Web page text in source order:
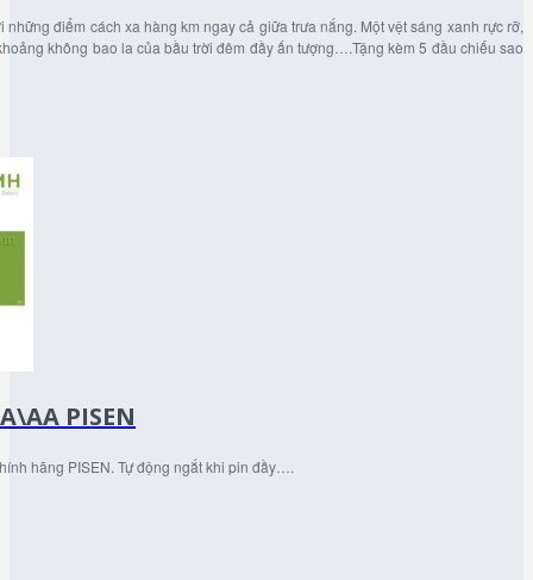
những điểm cách xa hàng km ngay cả giữa trưa nắng. Một vệt sáng xanh rực rỡ,
không bao la của bầu trời đêm đầy ấn tượng….Tặng kèm 5 đầu chiếu sao
PISEN
hãng PISEN. Tự động ngắt khi pin đầy….